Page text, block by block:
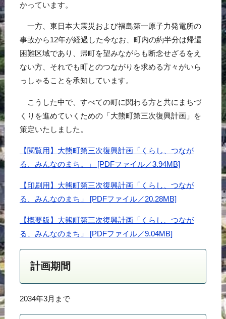
かっています。
一方、東日本大震災および福島第一原子力発電所の
事故から12年が経過した今なお、町内の約半分は帰還
困難区域であり、帰町を望みながらも断念せざるをえ
ない方、それでも町とのつながりを求める方々がいら
っしゃることを承知しています。
こうした中で、すべての町に関わる方と共にまちづ
くりを進めていくための「大熊町第三次復興計画」を
策定いたしました。
【閲覧用】大熊町第三次復興計画「くらし、つなが
る、みんなのまち。」 [PDFファイル／3.94MB]
【印刷用】大熊町第三次復興計画「くらし、つなが
る、みんなのまち」 [PDFファイル／20.28MB]
【概要版】大熊町第三次復興計画「くらし、つなが
る、みんなのまち」 [PDFファイル／9.04MB]
計画期間
2034年3月まで